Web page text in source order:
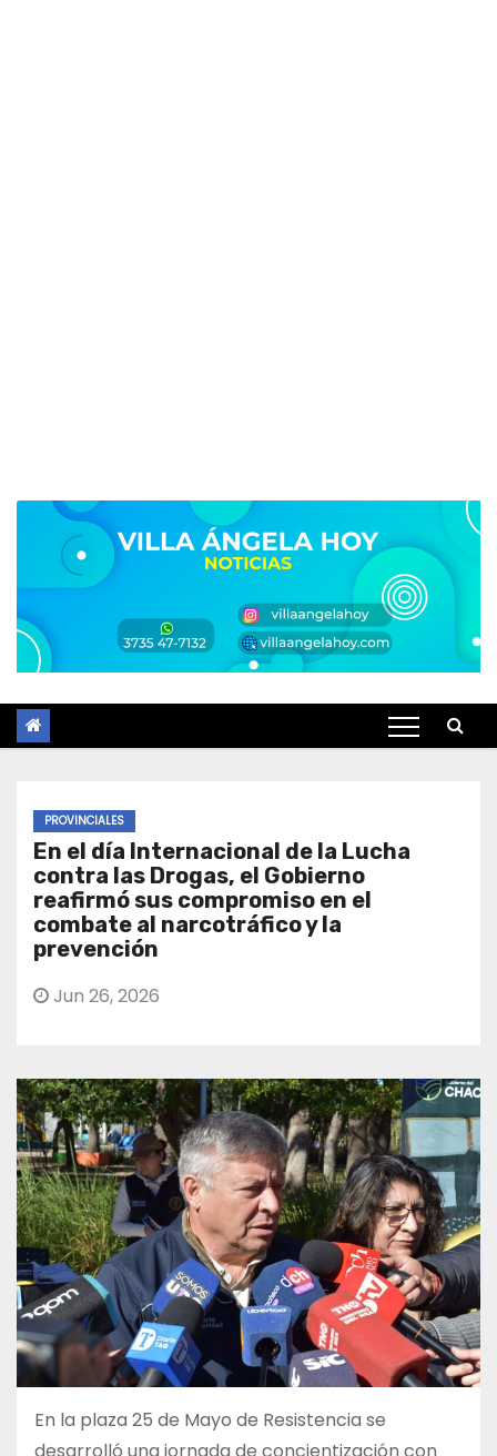
PROVINCIALES
En el día Internacional de la Lucha
contra las Drogas, el Gobierno
reafirmó sus compromiso en el
combate al narcotráfico y la
prevención
Jun 26, 2026
En la plaza 25 de Mayo de Resistencia se